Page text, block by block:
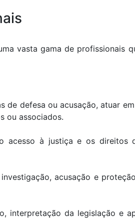
vasta gama de profissionais
de defesa ou acusação, atuar
ou associados.
acesso à justiça e os direitos
acusação e
interpretação da legislação e